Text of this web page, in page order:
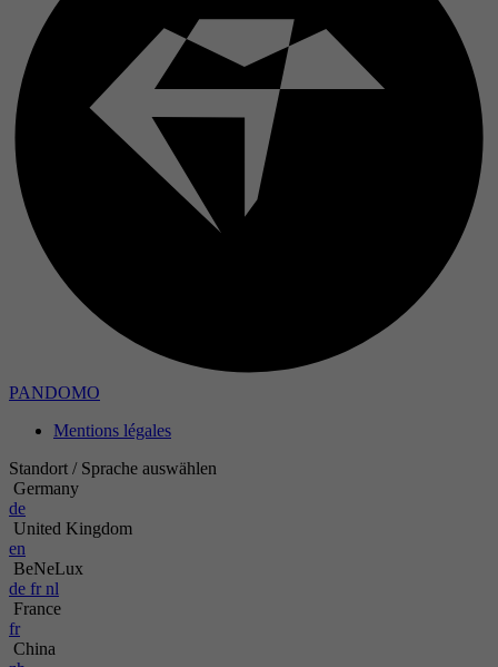
PANDOMO
Mentions légales
Standort / Sprache auswählen
Germany
de
United Kingdom
en
BeNeLux
de fr nl
France
fr
China